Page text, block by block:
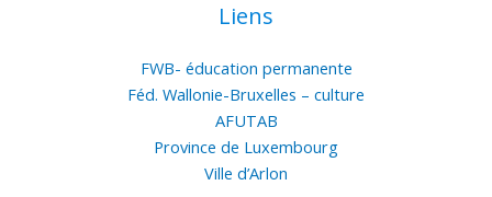
Liens
FWB- éducation permanente
Féd. Wallonie-Bruxelles – culture
AFUTAB
Province de Luxembourg
Ville d’Arlon